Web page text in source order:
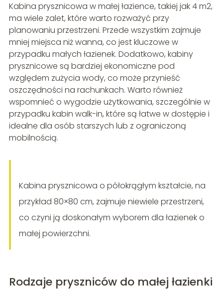
Kabina prysznicowa w małej łazience, takiej jak 4 m2,
ma wiele zalet, które warto rozważyć przy
planowaniu przestrzeni. Przede wszystkim zajmuje
mniej miejsca niż wanna, co jest kluczowe w
przypadku małych łazienek. Dodatkowo, kabiny
prysznicowe są bardziej ekonomiczne pod
względem zużycia wody, co może przynieść
oszczędności na rachunkach. Warto również
wspomnieć o wygodzie użytkowania, szczególnie w
przypadku kabin walk-in, które są łatwe w dostępie i
idealne dla osób starszych lub z ograniczoną
mobilnością.
Kabina prysznicowa o półokrągłym kształcie, na
przykład 80×80 cm, zajmuje niewiele przestrzeni,
co czyni ją doskonałym wyborem dla łazienek o
małej powierzchni.
Rodzaje pryszniców do małej łazienki